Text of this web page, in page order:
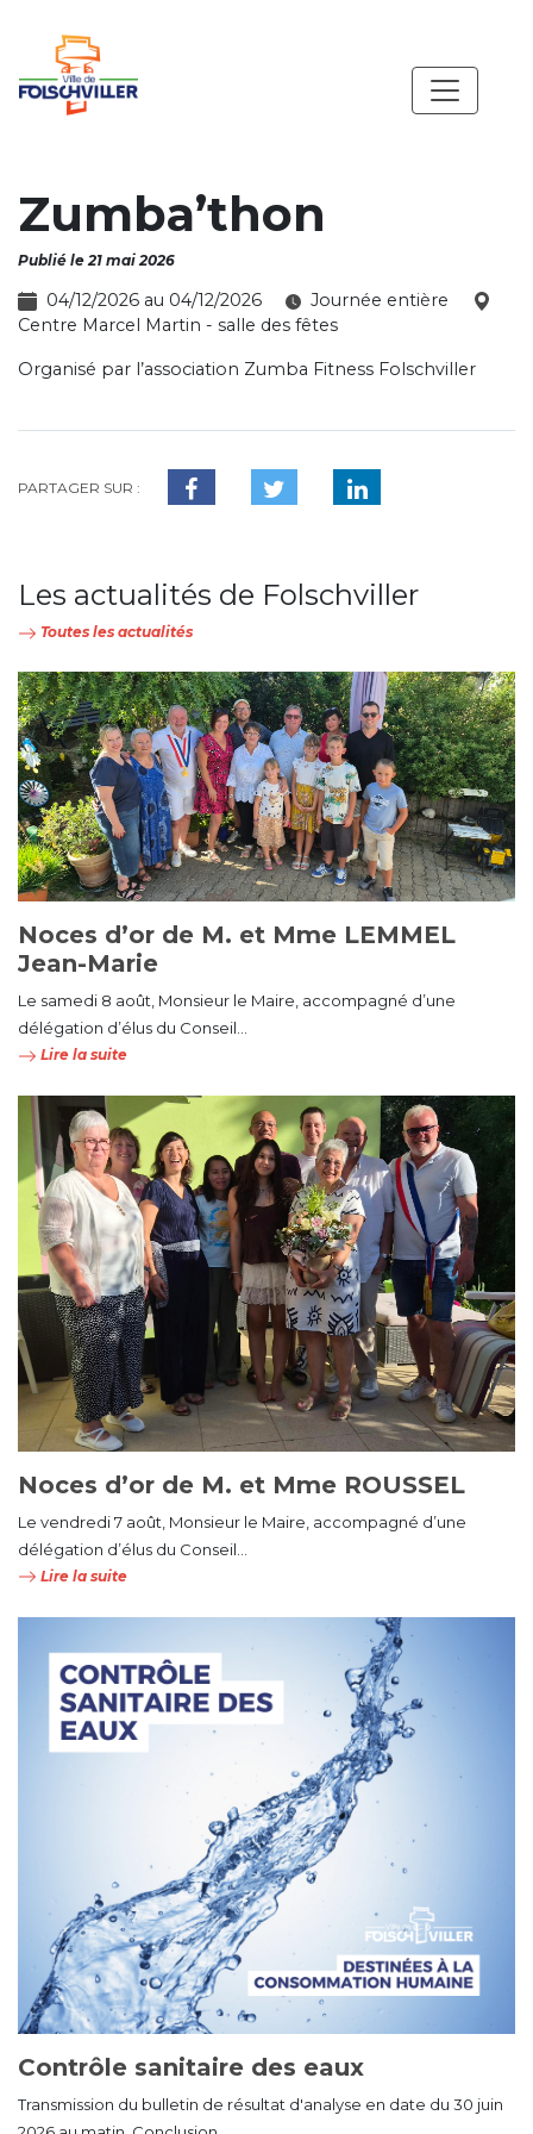
Zumba’thon
Publié le 21 mai 2026
04/12/2026 au 04/12/2026
Journée entière
Centre Marcel Martin - salle des fêtes
Organisé par l’association Zumba Fitness Folschviller
PARTAGER SUR :
Les actualités de Folschviller
Toutes les actualités
Noces d’or de M. et Mme LEMMEL
Jean-Marie
Le samedi 8 août, Monsieur le Maire, accompagné d’une
délégation d’élus du Conseil...
Lire la suite
Noces d’or de M. et Mme ROUSSEL
Le vendredi 7 août, Monsieur le Maire, accompagné d’une
délégation d’élus du Conseil...
Lire la suite
Contrôle sanitaire des eaux
Transmission du bulletin de résultat d'analyse en date du 30 juin